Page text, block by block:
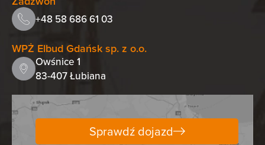
+48 58 686 61 03
WPŻ Elbud Gdańsk sp. z o.o.
Owśnice 1
83-407 Łubiana
Sprawdź dojazd